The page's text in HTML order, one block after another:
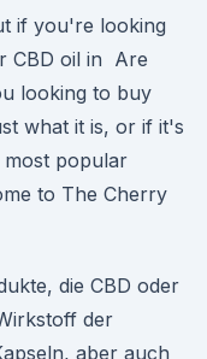
if you're looking
CBD oil in Are
looking to buy
what it is, or if it's
most popular
to The Cherry
die CBD oder
der
aber auch